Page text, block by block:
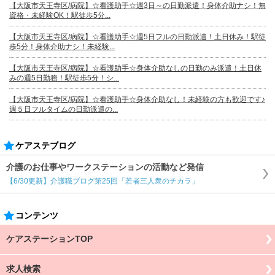
【大阪市天王寺区/病院】☆看護助手☆週3日～の日勤派遣！身体介助ナシ！無
資格・未経験OK！駅徒歩5分...
【大阪市天王寺区/病院】☆看護助手☆週5日フルの日勤派遣！土日休み！駅徒
歩5分！身体介助ナシ！未経験...
【大阪市天王寺区/病院】☆看護助手☆身体介助なしの日勤のみ派遣！土日休
みの週5日勤務！駅徒歩5分！シ...
【大阪市天王寺区/病院】☆看護助手☆身体介助なし！未経験の方も歓迎です♪
週５日フルタイムの日勤派遣の...
ケアステブログ
介護のお仕事やワークステーションの活動など発信
【6/30更新】介護職ブログ第25回「若者三人衆のチカラ」
コンテンツ
ケアステーションTOP
求人検索